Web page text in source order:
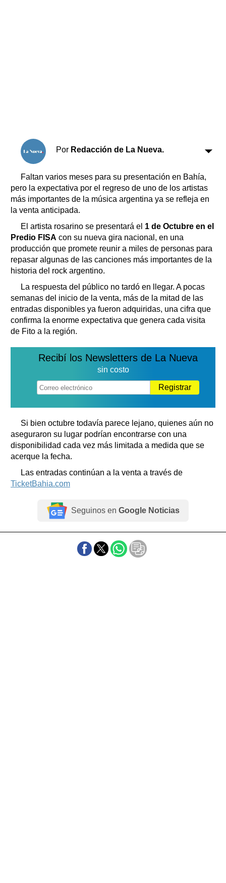
Por Redacción de La Nueva.
Faltan varios meses para su presentación en Bahía,
pero la expectativa por el regreso de uno de los artistas
más importantes de la música argentina ya se refleja en
la venta anticipada.
El artista rosarino se presentará el 1 de Octubre en el
Predio FISA con su nueva gira nacional, en una
producción que promete reunir a miles de personas para
repasar algunas de las canciones más importantes de la
historia del rock argentino.
La respuesta del público no tardó en llegar. A pocas
semanas del inicio de la venta, más de la mitad de las
entradas disponibles ya fueron adquiridas, una cifra que
confirma la enorme expectativa que genera cada visita
de Fito a la región.
Recibí los Newsletters de La Nueva
sin costo
Registrar
Si bien octubre todavía parece lejano, quienes aún no
aseguraron su lugar podrían encontrarse con una
disponibilidad cada vez más limitada a medida que se
acerque la fecha.
Las entradas continúan a la venta a través de
TicketBahia.com
Seguinos en Google Noticias